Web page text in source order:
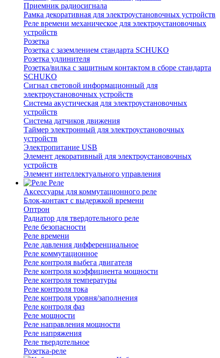
Приемник радиосигнала
Рамка декоративная для электроустановочных устройств
Реле времени механическое для электроустановочных
устройств
Розетка
Розетка с заземлением стандарта SCHUKO
Розетка удлинителя
Розетка/вилка с защитным контактом в сборе стандарта
SCHUKO
Сигнал световой информационный для
электроустановочных устройств
Система акустическая для электроустановочных
устройств
Система датчиков движения
Таймер электронный для электроустановочных
устройств
Электропитание USB
Элемент декоративный для электроустановочных
устройств
Элемент интеллектуального управления
Реле
Аксессуары для коммутационного реле
Блок-контакт с выдержкой времени
Оптрон
Радиатор для твердотельного реле
Реле безопасности
Реле времени
Реле давления дифференциальное
Реле коммутационное
Реле контроля выбега двигателя
Реле контроля коэффициента мощности
Реле контроля температуры
Реле контроля тока
Реле контроля уровня/заполнения
Реле контроля фаз
Реле мощности
Реле направления мощности
Реле напряжения
Реле твердотельное
Розетка-реле